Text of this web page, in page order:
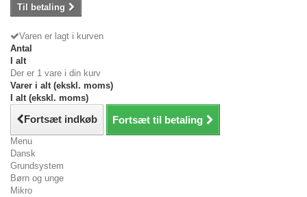
Til betaling
Varen er lagt i kurven
Antal
I alt
Der er 1 vare i din kurv
Varer i alt (ekskl. moms)
I alt (ekskl. moms)
Fortsæt indkøb Fortsæt til betaling
Menu
Dansk
Grundsystem
Børn og unge
Mikro